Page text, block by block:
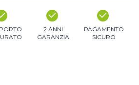
2 ANNI
GARANZIA
PAGAMENTO
SICURO